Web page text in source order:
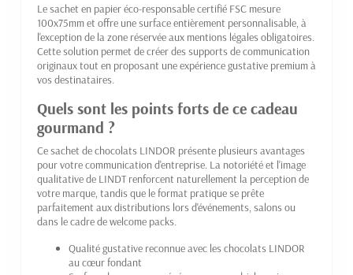
Le sachet en papier éco-responsable certifié FSC mesure
100x75mm et offre une surface entièrement personnalisable, à
l'exception de la zone réservée aux mentions légales obligatoires.
Cette solution permet de créer des supports de communication
originaux tout en proposant une expérience gustative premium à
vos destinataires.
Quels sont les points forts de ce cadeau
gourmand ?
Ce sachet de chocolats LINDOR présente plusieurs avantages
pour votre communication d'entreprise. La notoriété et l'image
qualitative de LINDT renforcent naturellement la perception de
votre marque, tandis que le format pratique se prête
parfaitement aux distributions lors d'événements, salons ou
dans le cadre de welcome packs.
Qualité gustative reconnue avec les chocolats LINDOR
au cœur fondant